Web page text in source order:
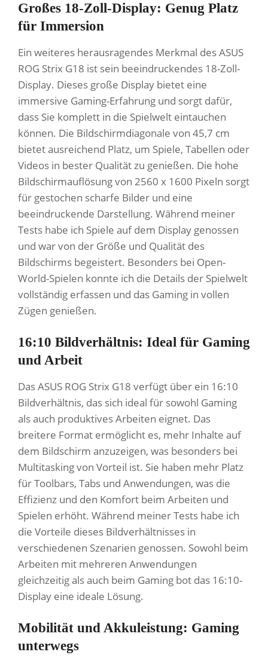
Großes 18-Zoll-Display: Genug Platz
für Immersion
Ein weiteres herausragendes Merkmal des ASUS
ROG Strix G18 ist sein beeindruckendes 18-Zoll-
Display. Dieses große Display bietet eine
immersive Gaming-Erfahrung und sorgt dafür,
dass Sie komplett in die Spielwelt eintauchen
können. Die Bildschirmdiagonale von 45,7 cm
bietet ausreichend Platz, um Spiele, Tabellen oder
Videos in bester Qualität zu genießen. Die hohe
Bildschirmauflösung von 2560 x 1600 Pixeln sorgt
für gestochen scharfe Bilder und eine
beeindruckende Darstellung. Während meiner
Tests habe ich Spiele auf dem Display genossen
und war von der Größe und Qualität des
Bildschirms begeistert. Besonders bei Open-
World-Spielen konnte ich die Details der Spielwelt
vollständig erfassen und das Gaming in vollen
Zügen genießen.
16:10 Bildverhältnis: Ideal für Gaming
und Arbeit
Das ASUS ROG Strix G18 verfügt über ein 16:10
Bildverhältnis, das sich ideal für sowohl Gaming
als auch produktives Arbeiten eignet. Das
breitere Format ermöglicht es, mehr Inhalte auf
dem Bildschirm anzuzeigen, was besonders bei
Multitasking von Vorteil ist. Sie haben mehr Platz
für Toolbars, Tabs und Anwendungen, was die
Effizienz und den Komfort beim Arbeiten und
Spielen erhöht. Während meiner Tests habe ich
die Vorteile dieses Bildverhältnisses in
verschiedenen Szenarien genossen. Sowohl beim
Arbeiten mit mehreren Anwendungen
gleichzeitig als auch beim Gaming bot das 16:10-
Display eine ideale Lösung.
Mobilität und Akkuleistung: Gaming
unterwegs